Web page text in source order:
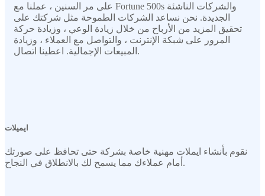
على مر السنين ، عملنا مع Fortune 500s والشركات الناشئة
الجديدة. نحن نساعد الشركات الطموحة مثل شركتك على
تحقيق المزيد من الأرباح من خلال زيادة الوعي ، وزيادة حركة
المرور على شبكة الإنترنت ، والتواصل مع العملاء ، وزيادة
المبيعات الإجمالية. اعطينا اتصال.
ايميلات
نقوم بأنشاء ايملات مهنية خاصة بشركة حتى تحافظ على صورتك
أمام عملاءك مما يسمح لك بالانطلاق في النجاح.